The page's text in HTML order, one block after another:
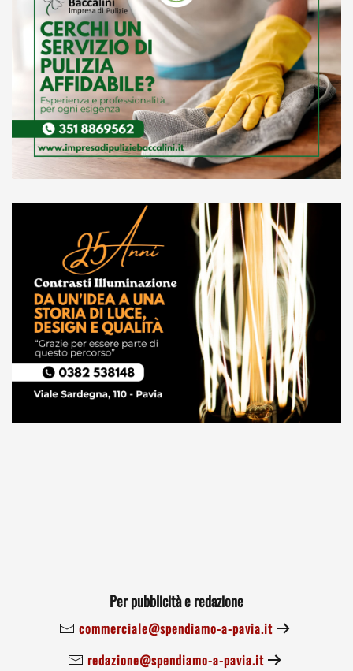
Per pubblicità e redazione
commerciale@spendiamo-a-pavia.it
redazione@spendiamo-a-pavia.it